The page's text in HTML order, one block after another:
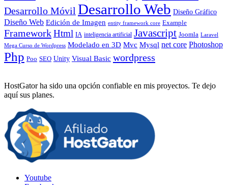
Desarrollo Móvil Desarrollo Web Diseño Gráfico
Diseño Web Edición de Imagen entity framework core Example
FrameworkHtml IA inteligencia artificial Javascript Joomla Laravel
Mega Curso de Wordpress Modelado en 3D Mvc Mysql net core Photoshop
Php Poo SEO Unity Visual Basic wordpress
HostGator ha sido una opción confiable en mis proyectos. Te dejo
aquí sus planes.
Youtube